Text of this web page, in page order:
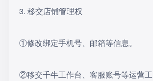
3. 移交店铺管理权
①修改绑定手机号、邮箱等信息。
②移交千牛工作台、客服账号等运营工